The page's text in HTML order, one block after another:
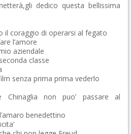
dedico questa bellissima
il coraggio di operarsi al fegato
l’amore
aziendale
classe
senza prima prima vederlo
Chinaglia non puo’ passare al
benedettino